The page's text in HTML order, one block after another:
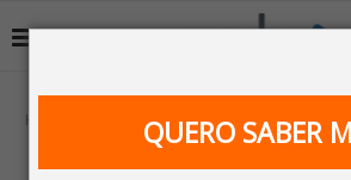
QUERO SABER
Home Dicas Empresarial